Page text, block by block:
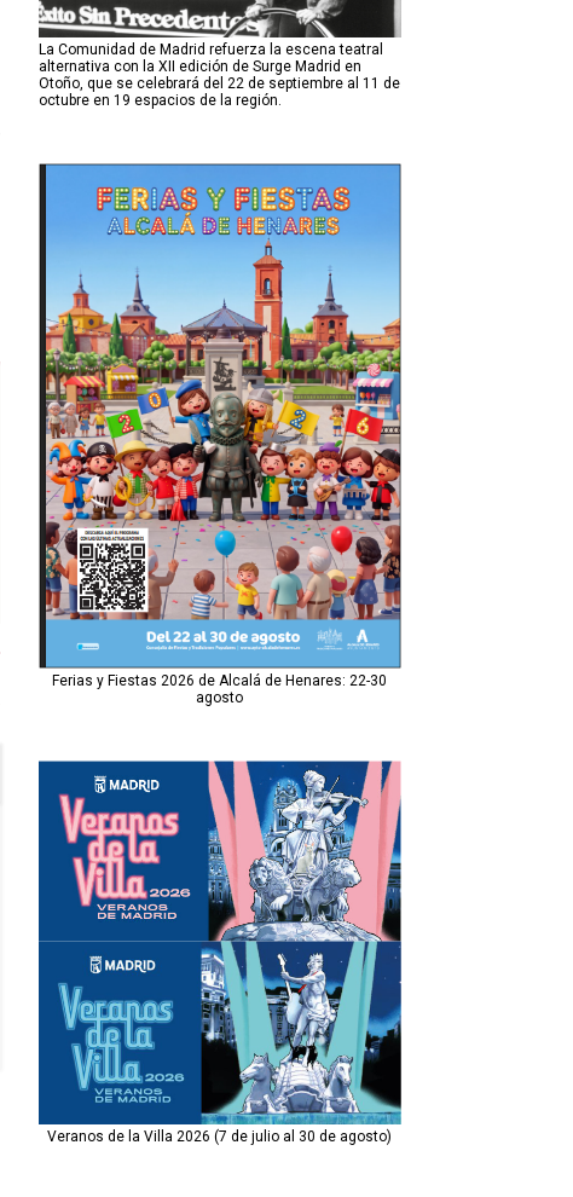
La Comunidad de Madrid refuerza la escena teatral
alternativa con la XII edición de Surge Madrid en
Otoño, que se celebrará del 22 de septiembre al 11 de
octubre en 19 espacios de la región.
Ferias y Fiestas 2026 de Alcalá de Henares: 22-30
agosto
Veranos de la Villa 2026 (7 de julio al 30 de agosto)